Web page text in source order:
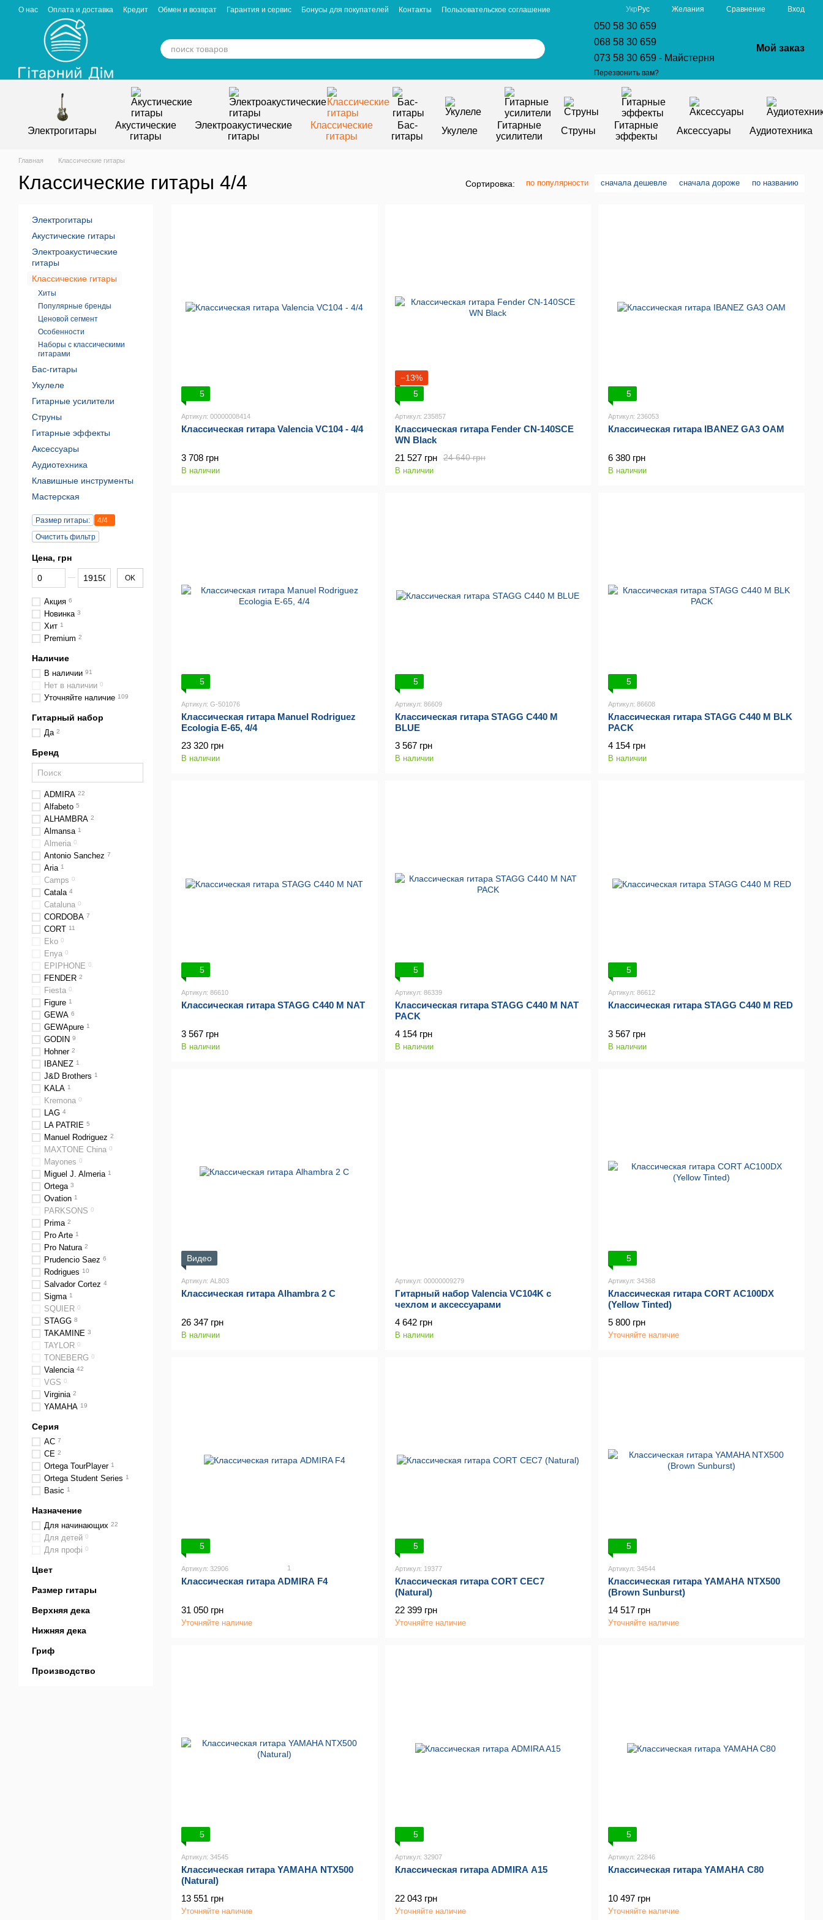
Перейти к основному контенту
О нас Оплата и доставка Кредит Обмен и возврат Гарантия и сервис Бонусы для покупателей Контакты
Пользовательское соглашение
Отзывы о магазине
Укр Рус Желания Сравнение Вход
050 58 30 659
068 58 30 659
073 58 30 659 - Майстерня
Перезвонить вам?
Мой заказ
Электрогитары
Акустические
гитары
Электроакустические
гитары
Классические
гитары
Бас-
гитары
Укулеле
Гитарные
усилители
Струны
Гитарные
эффекты
Аксессуары Аудиотехника
Главная Классические гитары
Классические гитары 4/4 Сортировка: по популярности сначала дешевле сначала дороже по названию
5
Артикул: 00000008414
Классическая гитара Valencia VC104 - 4/4
3 708 грн
В наличии
−13%
5
Артикул: 235857
Классическая гитара Fender CN-140SCE
WN Black
24 640 грн
21 527 грн
В наличии
5
Артикул: 236053
Классическая гитара IBANEZ GA3 OAM
6 380 грн
В наличии
5
Артикул: G-501076
Классическая гитара Manuel Rodriguez
Ecologia E-65, 4/4
23 320 грн
В наличии
5
Артикул: 86609
Классическая гитара STAGG C440 M
BLUE
3 567 грн
В наличии
5
Артикул: 86608
Классическая гитара STAGG C440 M BLK
PACK
4 154 грн
В наличии
5
Артикул: 86610
Классическая гитара STAGG C440 M NAT
3 567 грн
В наличии
5
Артикул: 86339
Классическая гитара STAGG C440 M NAT
PACK
4 154 грн
В наличии
5
Артикул: 86612
Классическая гитара STAGG C440 M RED
3 567 грн
В наличии
Видео
Артикул: AL803
Классическая гитара Alhambra 2 C
26 347 грн
В наличии
Артикул: 00000009279
Гитарный набор Valencia VC104K с
чехлом и аксессуарами
4 642 грн
В наличии
5
Артикул: 34368
Классическая гитара CORT AC100DX
(Yellow Tinted)
5 800 грн
Уточняйте наличие
5
Артикул: 32906 1
Классическая гитара ADMIRA F4
31 050 грн
Уточняйте наличие
5
Артикул: 19377
Классическая гитара CORT CEC7
(Natural)
22 399 грн
Уточняйте наличие
5
Артикул: 34544
Классическая гитара YAMAHA NTX500
(Brown Sunburst)
14 517 грн
Уточняйте наличие
5
Артикул: 34545
Классическая гитара YAMAHA NTX500
(Natural)
13 551 грн
Уточняйте наличие
5
Артикул: 32907
Классическая гитара ADMIRA A15
22 043 грн
Уточняйте наличие
5
Артикул: 22846
Классическая гитара YAMAHA C80
10 497 грн
Уточняйте наличие
Электрогитары
Акустические гитары
Электроакустические
гитары
Классические гитары
Хиты
Популярные бренды
Ценовой сегмент
Особенности
Наборы с классическими
гитарами
Бас-гитары
Укулеле
Гитарные усилители
Струны
Гитарные эффекты
Аксессуары
Аудиотехника
Клавишные инструменты
Мастерская
Размер гитары:
4/4
Очистить фильтр
Цена, грн
От Цена, грн
До Цена, грн OK
Акция 6
Новинка 3
Хит 1
Premium 2
Наличие
В наличии 91
Нет в наличии 0
Уточняйте наличие 109
Гитарный набор
Да 2
Бренд
ADMIRA 22
Alfabeto 5
ALHAMBRA 2
Almansa 1
Almeria 0
Antonio Sanchez 7
Aria 1
Camps 0
Catala 4
Cataluna 0
CORDOBA 7
CORT 11
Eko 0
Enya 0
EPIPHONE 0
FENDER 2
Fiesta 0
Figure 1
GEWA 6
GEWApure 1
GODIN 9
Hohner 2
IBANEZ 1
J&D Brothers 1
KALA 1
Kremona 0
LAG 4
LA PATRIE 5
Manuel Rodriguez 2
MAXTONE China 0
Mayones 0
Miguel J. Almeria 1
Ortega 3
Ovation 1
PARKSONS 0
Prima 2
Pro Arte 1
Pro Natura 2
Prudencio Saez 6
Rodrigues 10
Salvador Cortez 4
Sigma 1
SQUIER 0
STAGG 8
TAKAMINE 3
TAYLOR 0
TONEBERG 0
Valencia 42
VGS 0
Virginia 2
YAMAHA 19
Серия
AC 7
CE 2
Ortega TourPlayer 1
Ortega Student Series 1
Basic 1
Назначение
Для начинающих 22
Для детей 0
Для профі 0
Цвет
Размер гитары
Верхняя дека
Нижняя дека
Гриф
Производство